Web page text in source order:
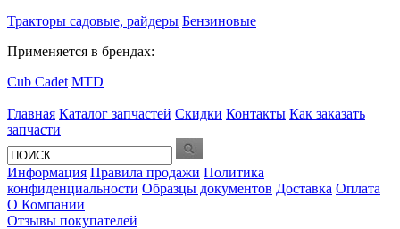
Тракторы садовые, райдеры Бензиновые
Применяется в брендах:
Cub Cadet MTD
Главная Каталог запчастей Скидки Контакты Как заказать
запчасти
Информация Правила продажи Политика
конфиденциальности Образцы документов Доставка Оплата
О Компании
Отзывы покупателей